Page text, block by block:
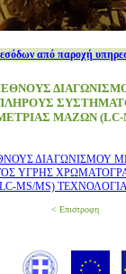
από παροχή
ΜΑΖΩΝ (LC-
ΔΙΑΓΩΝΙΣΜΟΥ
ΥΓΡΗΣ
MS/MS)
< Επιστροφη